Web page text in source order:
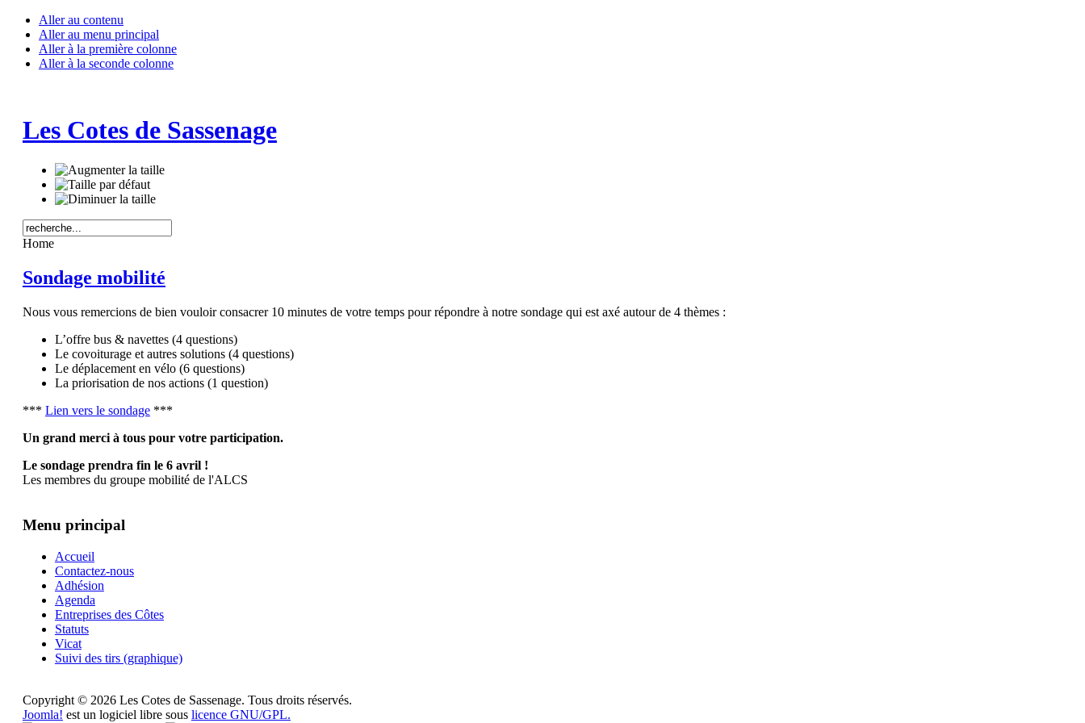
Aller au contenu
Aller au menu principal
Aller à la première colonne
Aller à la seconde colonne
Les Cotes de Sassenage
Home
Sondage mobilité
Nous vous remercions de bien vouloir consacrer 10 minutes de votre temps pour répondre à notre sondage qui est axé autour de 4 thèmes :
L’offre bus & navettes (4 questions)
Le covoiturage et autres solutions (4 questions)
Le déplacement en vélo (6 questions)
La priorisation de nos actions (1 question)
*** Lien vers le sondage***
Un grand merci à tous pour votre participation.
Le sondage prendra fin le 6 avril !
Les membres du groupe mobilité de l'ALCS
Menu principal
Accueil
Contactez-nous
Adhésion
Agenda
Entreprises des Côtes
Statuts
Vicat
Suivi des tirs (graphique)
Copyright © 2026 Les Cotes de Sassenage. Tous droits réservés.
Joomla! est un logiciel libre sous licence GNU/GPL.